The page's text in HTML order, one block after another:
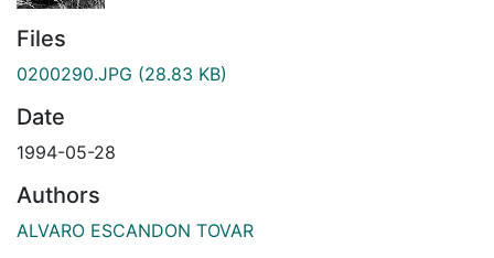
Files
0200290.JPG (28.83 KB)
Date
1994-05-28
Authors
ALVARO ESCANDON TOVAR